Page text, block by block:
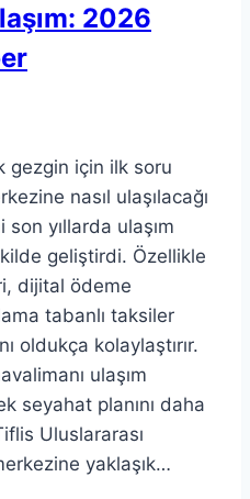
2026
gezgin için ilk soru
nasıl ulaşılacağı
yıllarda ulaşım
geliştirdi. Özellikle
dijital ödeme
tabanlı taksiler
oldukça kolaylaştırır.
ulaşım
seyahat planını daha
Uluslararası
yaklaşık…